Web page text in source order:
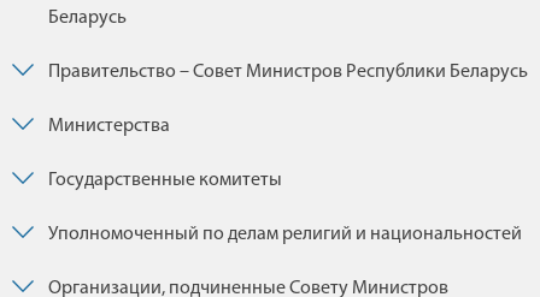
Беларусь
Правительство – Совет Министров Республики Беларусь
Министерства
Государственные комитеты
Уполномоченный по делам религий и национальностей
Организации, подчиненные Совету Министров